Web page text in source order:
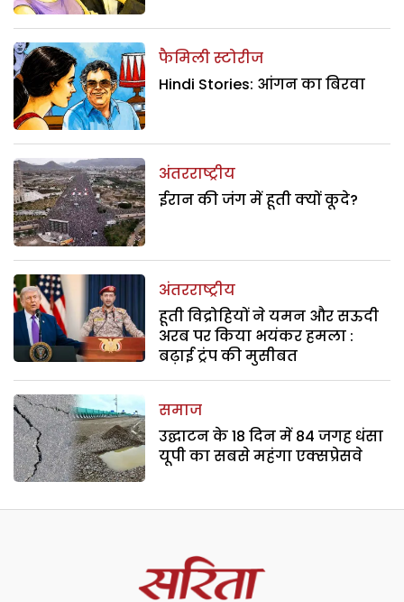
फैमिली स्टोरीज
Hindi Stories: आंगन का बिरवा
अंतरराष्ट्रीय
ईरान की जंग में हूती क्यों कूदे?
अंतरराष्ट्रीय
हूती विद्रोहियों ने यमन और सऊदी
अरब पर किया भयंकर हमला :
बढ़ाई ट्रंप की मुसीबत
समाज
उद्घाटन के 18 दिन में 84 जगह धंसा
यूपी का सबसे महंगा एक्सप्रेसवे